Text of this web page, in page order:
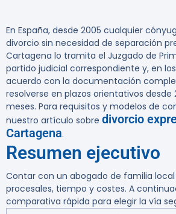
En España, desde 2005 cualquier
divorcio sin necesidad de separación
Cartagena lo tramita el Juzgado de
partido judicial correspondiente y, en
acuerdo con la documentación
resolverse en plazos orientativos desde
meses. Para requisitos y modelos de
nuestro artículo sobre divorcio
Cartagena.
Resumen ejecutivo
Contar con un abogado de familia
procesales, tiempo y costes. A
comparativa rápida para elegir la vía